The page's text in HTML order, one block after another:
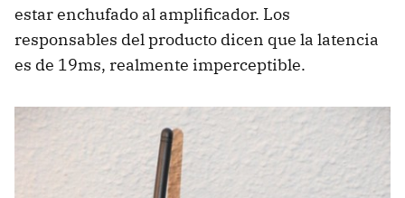
estar enchufado al amplificador. Los
responsables del producto dicen que la latencia
es de 19ms, realmente imperceptible.